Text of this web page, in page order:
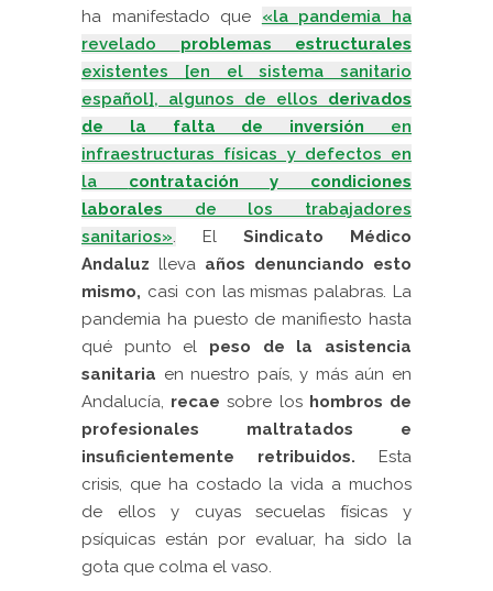
ha manifestado que «la pandemia ha
revelado problemas estructurales
existentes [en el sistema sanitario
español], algunos de ellos derivados
de la falta de inversión en
infraestructuras físicas y defectos en
la contratación y condiciones
laborales de los trabajadores
sanitarios». El Sindicato Médico
Andaluz lleva años denunciando esto
mismo, casi con las mismas palabras. La
pandemia ha puesto de manifiesto hasta
qué punto el peso de la asistencia
sanitaria en nuestro país, y más aún en
Andalucía, recaesobre los hombros de
profesionales maltratados e
insuficientemente retribuidos. Esta
crisis, que ha costado la vida a muchos
de ellos y cuyas secuelas físicas y
psíquicas están por evaluar, ha sido la
gota que colma el vaso.